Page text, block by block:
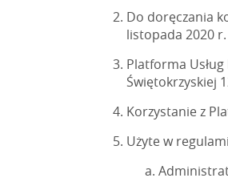
Do doręczania
listopada 2020
Platforma
Świętokrzyskiej
Korzystanie z
Użyte w